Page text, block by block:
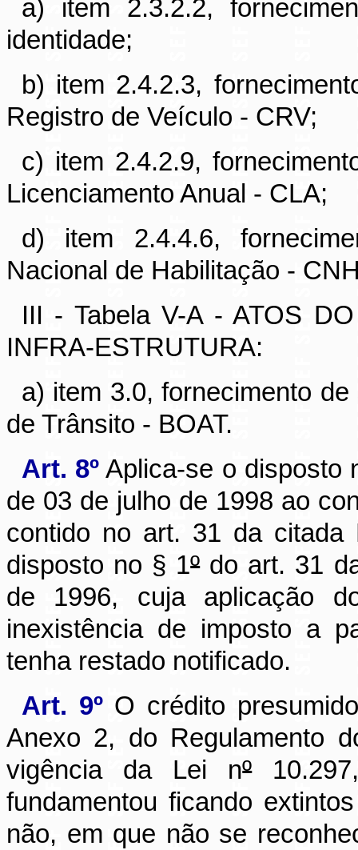
a) item 2.3.2.2,
identidade;
b) item 2.4.2.3,
Registro de Veículo - CRV;
c) item 2.4.2.9,
Licenciamento Anual - CLA;
d) item 2.4.4.6,
Nacional de Habilitação -
III - Tabela V-A - ATOS
INFRA-ESTRUTURA:
a) item 3.0, fornecimento
de Trânsito - BOAT.
Art. 8º Aplica-se o disposto
de 03 de julho de 1998 ao
contido no art. 31 da citada
disposto no § 1ºdo art. 31
de 1996, cuja aplicação
inexistência de imposto a
tenha restado notificado.
Art. 9ºO crédito
Anexo 2, do Regulamento
vigência da Lei nº
fundamentou ficando
não, em que não se